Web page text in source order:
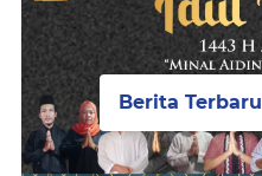
Berita Terbaru